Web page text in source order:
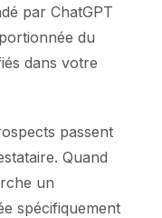
par ChatGPT
du
dans votre
passent
Quand
un
spécifiquement